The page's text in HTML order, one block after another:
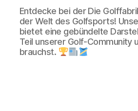
Die
Golffabrik
-
Deine
Plattform
Entdecke bei der Die
der Welt des Golfsports!
bietet eine gebündelte
Teil unserer Golf-Community
brauchst.